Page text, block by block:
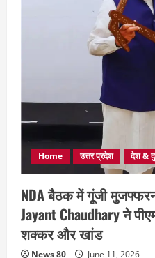
Home उत्तर प्रदेश देश &
NDA बैठक में गूंजी
Jayant Chaudhary ने
शक्कर और खांड
News 80 June 11, 2026